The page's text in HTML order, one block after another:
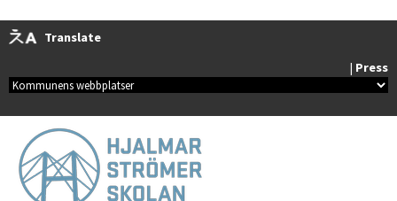
Translate
| Press
Kommunala webbplatser